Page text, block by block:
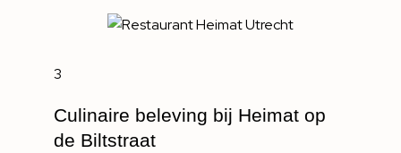
3
Culinaire beleving bij Heimat op
de Biltstraat